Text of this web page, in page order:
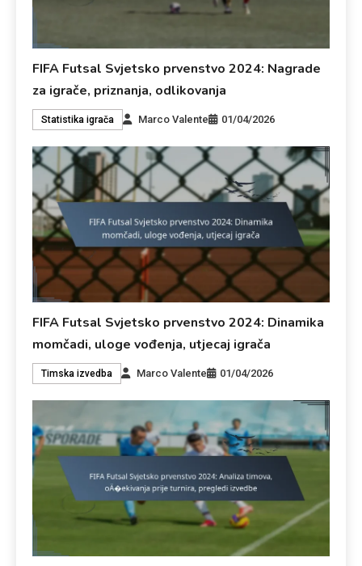
FIFA Futsal Svjetsko prvenstvo 2024: Nagrade
za igrače, priznanja, odlikovanja
Statistika igrača Marco Valente 01/04/2026
FIFA Futsal Svjetsko prvenstvo 2024: Dinamika
momčadi, uloge vođenja, utjecaj igrača
Timska izvedba Marco Valente 01/04/2026